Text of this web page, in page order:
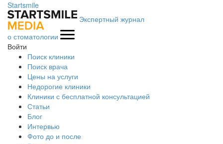
Startsmile
Экспертный журнал
о стоматологии
Войти
Поиск клиники
Поиск врача
Цены на услуги
Недорогие клиники
Клиники с бесплатной консультацией
Статьи
Блог
Интервью
Фото до и после